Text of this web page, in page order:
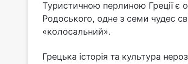
Туристичною перлиною Греції є
Родоського, одне з семи чудес
«колосальний».
Грецька історія та культура